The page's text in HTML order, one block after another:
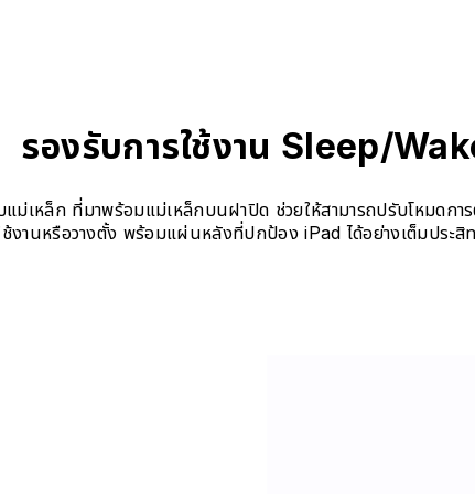
รองรับการใช้งาน Sleep/
เหล็ก ที่มาพร้อมแม่เหล็กบนฝาปิด ช่วยให้สามารถปรับโหมดการตั้
ช้งานหรือวางตั้ง พร้อมแผ่นหลังที่ปกป้อง iPad ได้อย่างเต็มประสิ